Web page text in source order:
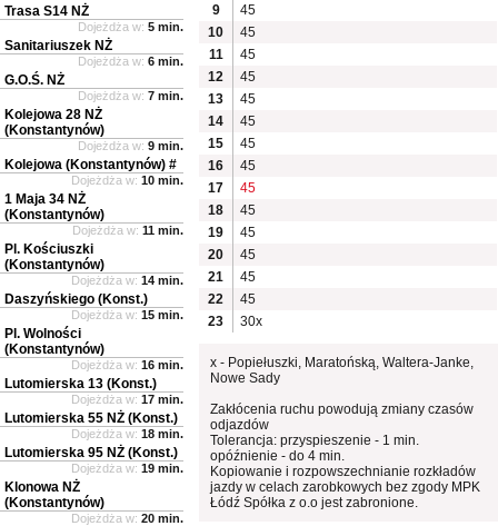
9
45
10
45
11
45
12
45
13
45
14
45
15
45
16
45
17
45
18
45
19
45
20
45
21
45
22
45
23
30x
x - Popiełuszki, Maratońską, Waltera-Janke,
Nowe Sady
Zakłócenia ruchu powodują zmiany czasów
odjazdów
Tolerancja: przyspieszenie - 1 min.
opóźnienie - do 4 min.
Kopiowanie i rozpowszechnianie rozkładów
jazdy w celach zarobkowych bez zgody MPK
Łódź Spółka z o.o jest zabronione.
Trasa S14 NŻ
Dojeżdża w: 5 min.
Sanitariuszek NŻ
Dojeżdża w: 6 min.
G.O.Ś. NŻ
Dojeżdża w: 7 min.
Kolejowa 28 NŻ
(Konstantynów)
Dojeżdża w: 9 min.
Kolejowa (Konstantynów) #
Dojeżdża w: 10 min.
1 Maja 34 NŻ
(Konstantynów)
Dojeżdża w: 11 min.
Pl. Kościuszki
(Konstantynów)
Dojeżdża w: 14 min.
Daszyńskiego (Konst.)
Dojeżdża w: 15 min.
Pl. Wolności
(Konstantynów)
Dojeżdża w: 16 min.
Lutomierska 13 (Konst.)
Dojeżdża w: 17 min.
Lutomierska 55 NŻ (Konst.)
Dojeżdża w: 18 min.
Lutomierska 95 NŻ (Konst.)
Dojeżdża w: 19 min.
Klonowa NŻ
(Konstantynów)
Dojeżdża w: 20 min.